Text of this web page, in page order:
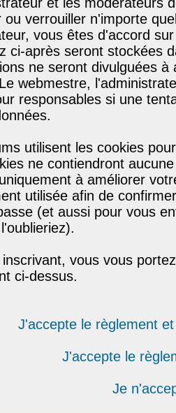
ou verrouiller n'importe
vous êtes d'accord
ci-après seront stockées
ne seront divulguées
webmestre,
responsables si une
utilisent les cookies
ne contiendront
à améliorer
utilisée afin de
(et aussi pour vous
vous vous
ci-dessus.
J'accepte le règlement
J'accepte le
Je